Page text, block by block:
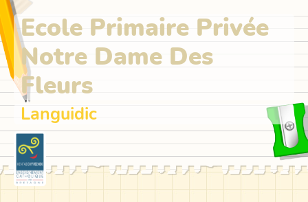
Ecole Primaire Privée
Notre Dame Des
Fleurs
Languidic